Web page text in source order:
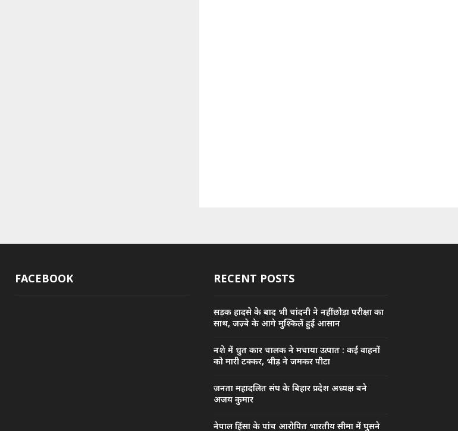
FACEBOOK RECENT POSTS
सड़क हादसे के बाद भी चांदनी ने नहीं छोड़ा परीक्षा का
साथ, जज़्बे के आगे मुश्किलें हुईं आसान
नशे में धुत कार चालक ने मचाया उत्पात : कई वाहनों
को मारी टक्कर, भीड़ ने जमकर पीटा
जनता महादलित संघ के बिहार प्रदेश अध्यक्ष बने
अजय कुमार
नेपाल हिंसा के पांच आरोपित भारतीय सीमा में घुसने